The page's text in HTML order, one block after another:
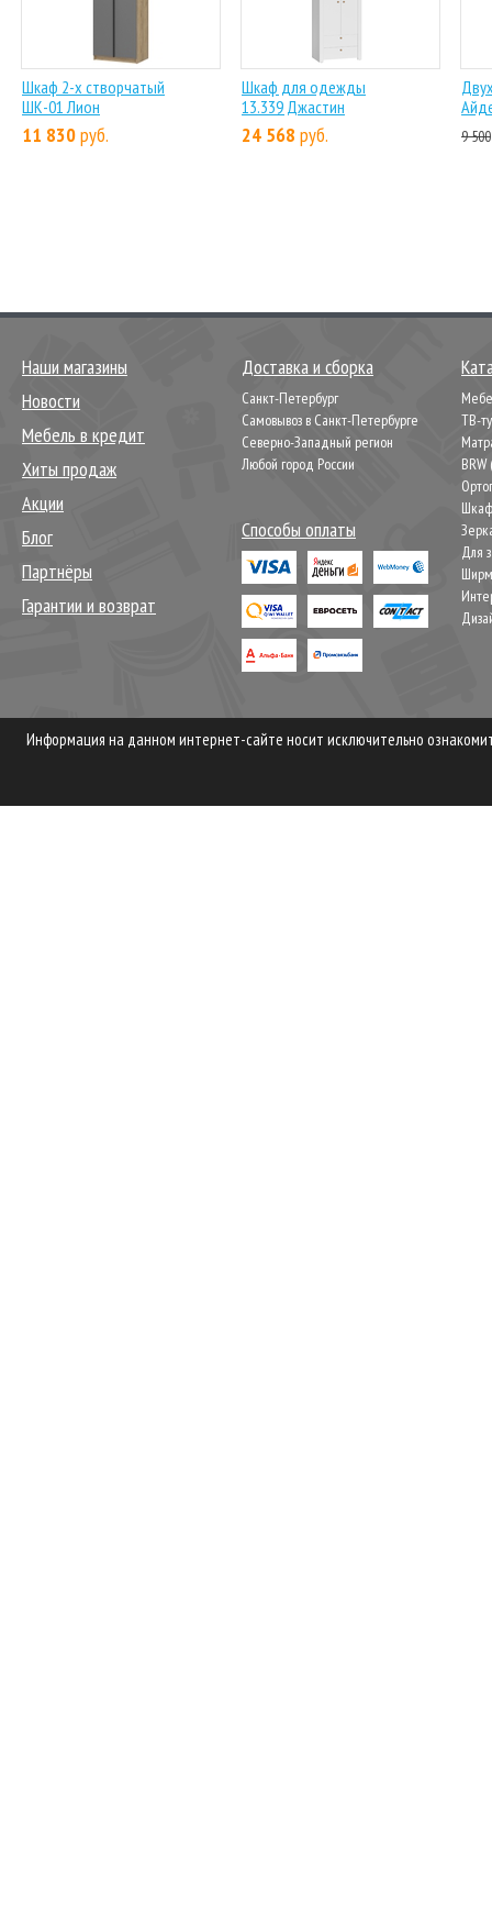
Шкаф 2-х створчатый
ШК-01 Лион
11 830руб.
Шкаф для одежды
13.339 Джастин
24 568 руб. 9 500
Наши магазины
Новости
Мебель в кредит
Хиты продаж
Акции
Блог
Партнёры
Гарантии и возврат
Доставка и сборка
Санкт-Петербург
Самовывоз в Санкт-Петербурге
Северно-Западный регион
Любой город России
Способы оплаты
ТВ-
Для
Информация на данном интернет-сайте носит исключительно